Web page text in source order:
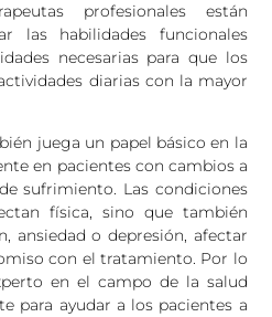
profesionales están
las habilidades funcionales
necesarias para que los
diarias con la mayor
juega un papel básico en la
en pacientes con cambios a
sufrimiento. Las condiciones
física, sino que también
ansiedad o depresión, afectar
con el tratamiento. Por lo
en el campo de la salud
para ayudar a los pacientes a